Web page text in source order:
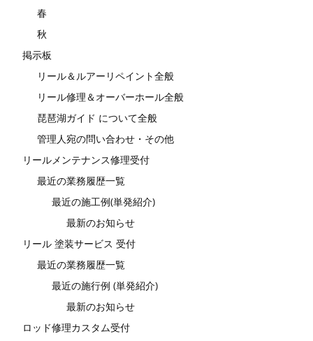
春
秋
掲示板
リール＆ルアーリペイント全般
リール修理＆オーバーホール全般
琵琶湖ガイド について全般
管理人宛の問い合わせ・その他
リールメンテナンス修理受付
最近の業務履歴一覧
最近の施工例(単発紹介)
最新のお知らせ
リール 塗装サービス 受付
最近の業務履歴一覧
最近の施行例 (単発紹介)
最新のお知らせ
ロッド修理カスタム受付